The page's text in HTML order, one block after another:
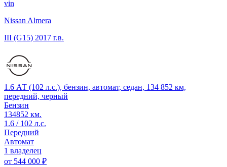
vin
Nissan Almera
III (G15) 2017 г.в.
1.6 АТ (102 л.с.), бензин, автомат, седан, 134 852 км,
передний, черный
Бензин
134852 км.
1.6 / 102 л.с.
Передний
Автомат
1 владелец
от 544 000 ₽